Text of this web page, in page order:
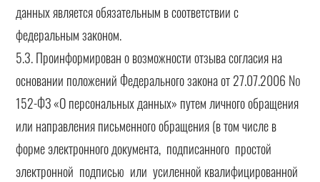
данных является обязательным в соответствии с
федеральным законом.
5.3. Проинформирован о возможности отзыва согласия на
основании положений Федерального закона от 27.07.2006 №
152-ФЗ «О персональных данных» путем личного обращения
или направления письменного обращения (в том числе в
форме электронного документа, подписанного простой
электронной подписью или усиленной квалифицированной